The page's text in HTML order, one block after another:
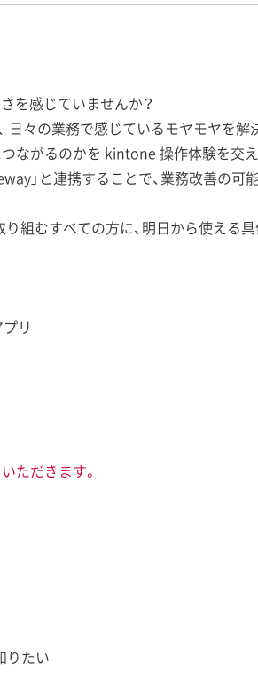
を感じていませんか？
、 日々の業務で感じているモヤモヤ
つながるのかを kintone 操作体験を交
」と連携することで、業務改善の
組むすべての方に、明日から使える
リ
ただきます。
りたい